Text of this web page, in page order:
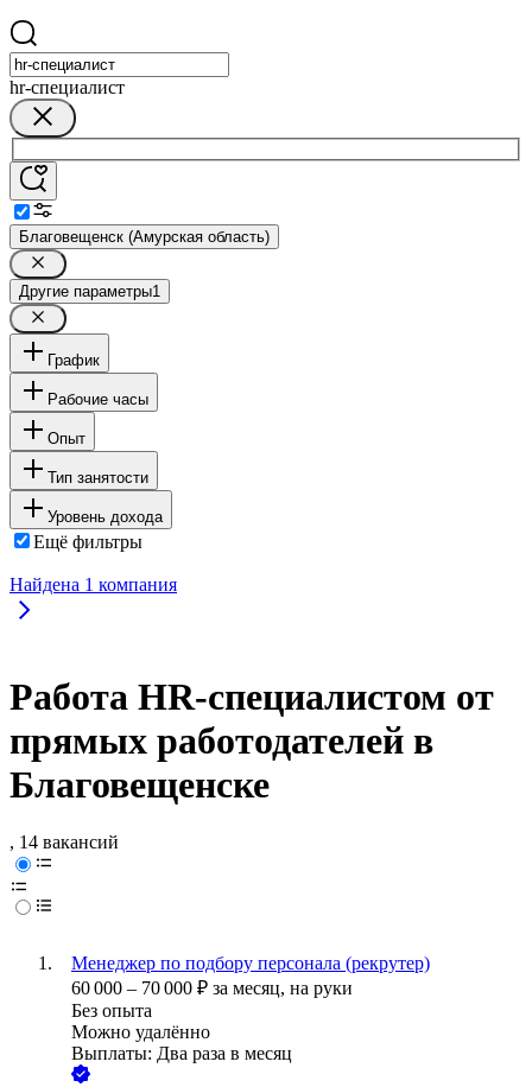
hr-специалист
Благовещенск (Амурская область)
Другие параметры1
График
Рабочие часы
Опыт
Тип занятости
Уровень дохода
Ещё фильтры
Найдена 1 компания
Работа HR-специалистом от
прямых работодателей в
Благовещенске
, 14 вакансий
Менеджер по подбору персонала (рекрутер)
60 000 – 70 000 ₽ за месяц, на руки
Без опыта
Можно удалённо
Выплаты: Два раза в месяц